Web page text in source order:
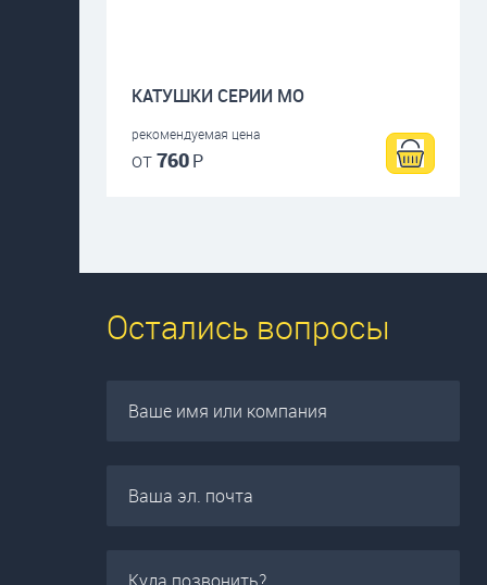
КАТУШКИ СЕРИИ МО
рекомендуемая цена
от760Р
Остались вопросы